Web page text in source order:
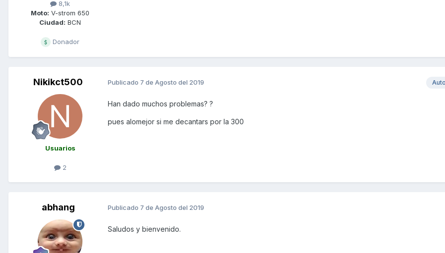
8,1k
Moto: V-strom 650
Ciudad: BCN
Donador
Nikikct500
Usuarios
2
Publicado 7 de Agosto del 2019
Han dado muchos problemas? ?
pues alomejor si me decantars por la 300
abhang Publicado 7 de Agosto del 2019
Saludos y bienvenido.